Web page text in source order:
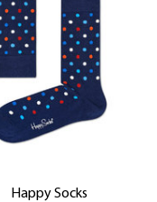
Happy Socks